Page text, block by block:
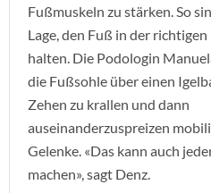
Fußmuskeln zu stärken. So
Lage, den Fuß in der
halten. Die Podologin
die Fußsohle über einen
Zehen zu krallen und dann
auseinanderzuspreizen
Gelenke. «Das kann auch
machen», sagt Denz.